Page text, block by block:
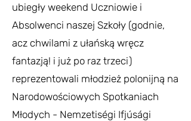
ubiegły weekend Uczniowie i
Absolwenci naszej Szkoły (godnie,
acz chwilami z ułańską wręcz
fantazją! i już po raz trzeci)
reprezentowali młodzież polonijną na
Narodowościowych Spotkaniach
Młodych - Nemzetiségi Ifjúsági